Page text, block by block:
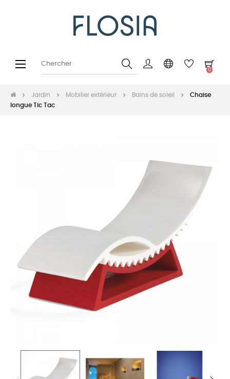
Basculer
☰
0
Jardin Mobilier extérieur Bains de soleil
Chaise
longue Tic Tac